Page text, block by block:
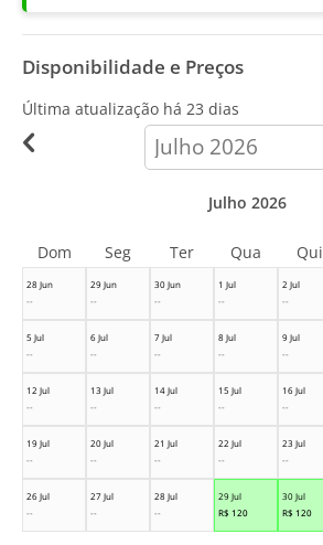
Disponibilidade e Preços
Última atualização há 23 dias
calendar-
month
28 Jun
--
29 Jun
--
30 Jun
--
1 Jul
--
2 Jul
--
5 Jul
--
6 Jul
--
7 Jul
--
8 Jul
--
9 Jul
--
12 Jul
--
13 Jul
--
14 Jul
--
15 Jul
--
16 Jul
--
19 Jul
--
20 Jul
--
21 Jul
--
22 Jul
--
23 Jul
--
26 Jul
--
27 Jul
--
28 Jul
--
29 Jul
R$ 120
30 Jul
R$ 120
Julho 2026
Dom Seg Ter Qua Qui